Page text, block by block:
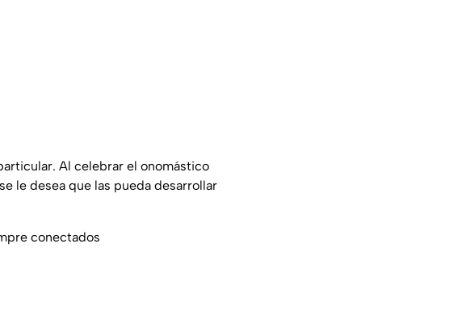
Al celebrar el onomástico
le desea que las pueda desarrollar
conectados